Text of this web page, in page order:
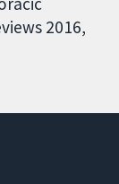
2016,